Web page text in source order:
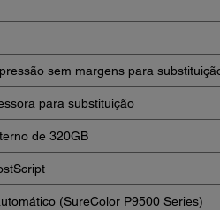
sem margens para
para substituição
de 320GB
(SureColor P9500 Series)